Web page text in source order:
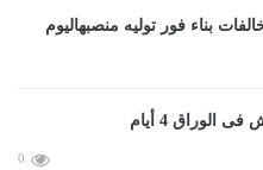
بناء فور توليه منصبهاليوم
0